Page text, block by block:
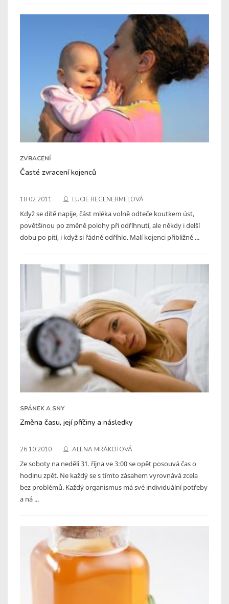
ZVRACENÍ
Časté zvracení kojenců
18.02.2011 LUCIE REGENERMELOVÁ
Když se dítě napije, část mléka volně odteče koutkem úst,
povětšinou po změně polohy při odříhnutí, ale někdy i delší
dobu po pití, i když si řádně odříhlo. Malí kojenci přibližně ...
SPÁNEK A SNY
Změna času, její příčiny a následky
26.10.2010 ALENA MRÁKOTOVÁ
Ze soboty na neděli 31. října ve 3:00 se opět posouvá čas o
hodinu zpět. Ne každý se s tímto zásahem vyrovnává zcela
bez problémů. Každý organismus má své individuální potřeby
a ná ...